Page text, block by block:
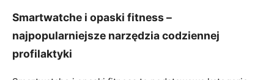
Smartwatche i opaski fitness –
najpopularniejsze narzędzia codziennej
profilaktyki